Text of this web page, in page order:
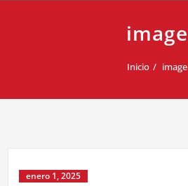
image
Inicio image
enero 1, 2025